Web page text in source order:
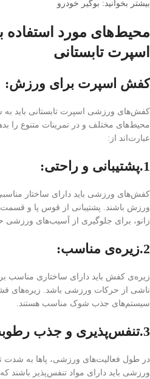
بیشتر بخوانید: بوگیر خودرو
محیط‌های مورد استفاده
اسپرت تابستانی
کفش اسپرت برای ورزش:
کفش‌های ورزشی اسپرت تابستانی باید به
محیط‌های مختلف و در تمرینات متنوع را
عبارت‌اند از:
1.پشتیبانی و راحتی:
کفش‌های ورزشی باید دارای ساختار مناسبی
ورزش باشند. پشتیبانی از قوس پا و
زانو، برای جلوگیری از آسیب‌های ورزشی
2.زیره‌ی مناسب:
زیره‌ی کفش باید دارای ساختاری
ناشی از حرکات ورزشی باشد. زیره‌های
سیستم‌های جذب شوک مناسب هستند.
3.تنفس‌پذیری و جذب رطوبت:
در طول فعالیت‌های ورزشی، پاها به شدت
ورزشی باید دارای مواد تنفس‌پذیر باشند